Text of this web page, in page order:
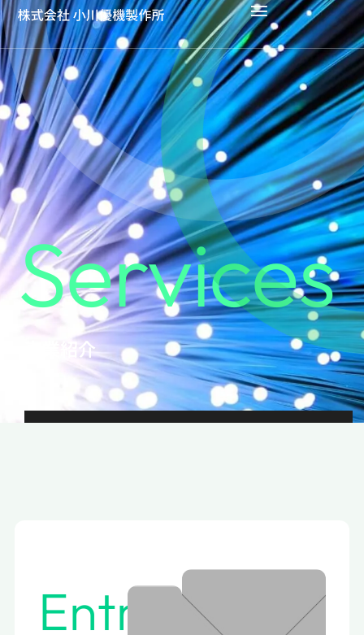
Services
事業紹介
Entrusted